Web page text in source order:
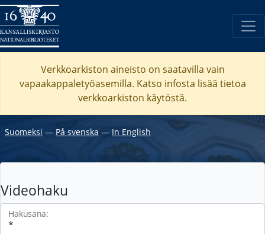
Verkkoarkiston aineisto on saatavilla vain
vapaakappaletyöasemilla. Katso infosta lisää tietoa
verkkoarkiston käytöstä.
Suomeksi ― På svenska ― In English
Videohaku
Hakusana: